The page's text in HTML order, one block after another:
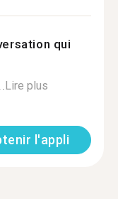
qui
Lire plus
l'appli